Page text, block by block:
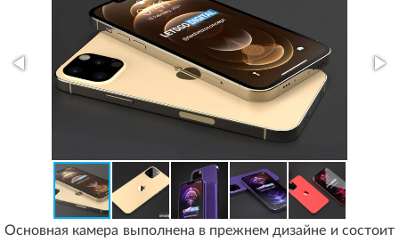
Основная камера выполнена в прежнем дизайне и состоит